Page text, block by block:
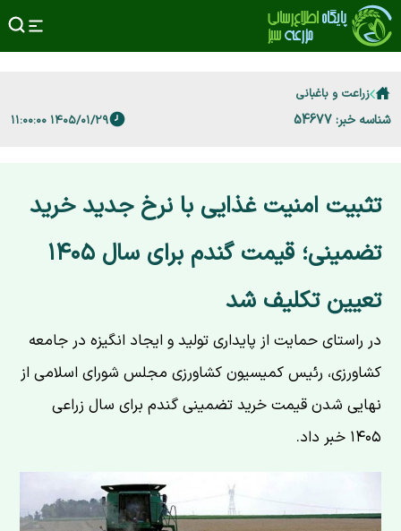
زراعت و باغبانی
شناسه خبر: 54677 ۱۴۰۵/۰۱/۲۹ ۱۱:۰۰:۰۰
تثبیت امنیت غذایی با نرخ جدید خرید
تضمینی؛ قیمت گندم برای سال ۱۴۰۵
تعیین تکلیف شد
در راستای حمایت از پایداری تولید و ایجاد انگیزه در جامعه
کشاورزی، رئیس کمیسیون کشاورزی مجلس شورای اسلامی از
نهایی شدن قیمت خرید تضمینی گندم برای سال زراعی
۱۴۰۵ خبر داد.